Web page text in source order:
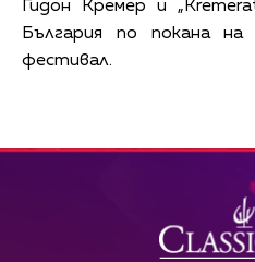
Гидон Кремер и
България по покана на
фестивал.